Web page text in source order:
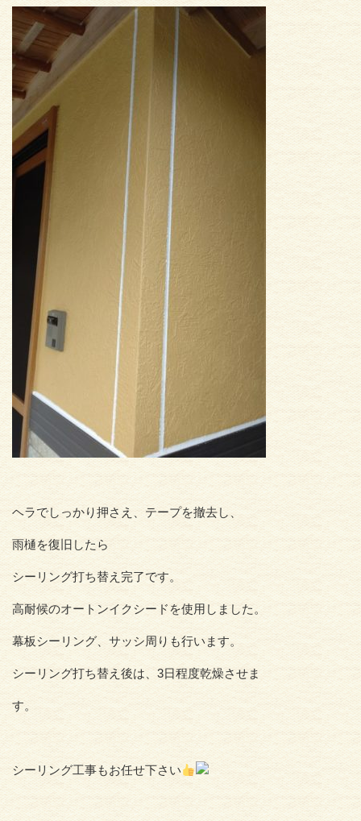
ヘラでしっかり押さえ、テープを撤去し、
雨樋を復旧したら
シーリング打ち替え完了です。
高耐候のオートンイクシードを使用しました。
幕板シーリング、サッシ周りも行います。
シーリング打ち替え後は、3日程度乾燥させま
す。
シーリング工事もお任せ下さい